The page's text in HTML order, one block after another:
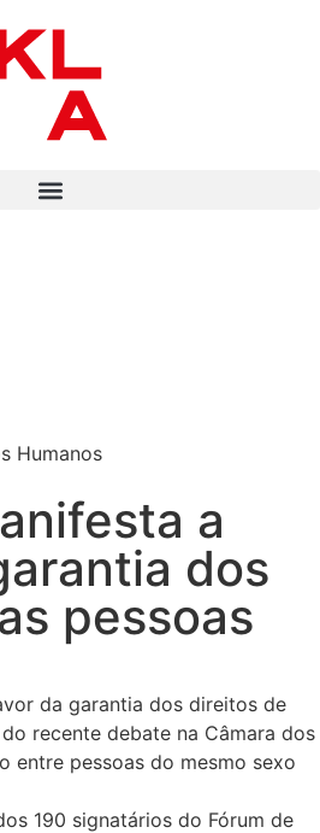
Humanos
a
dos
pessoas
da garantia dos direitos de
recente debate na Câmara dos
entre pessoas do mesmo sexo
190 signatários do Fórum de